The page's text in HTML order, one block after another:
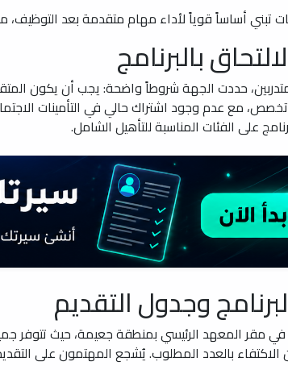
تبني أساساً قوياً لأداء مهام متقدمة بعد التوظيف،
بالبرنامج
مع عدم وجود اشتراك حالي في التأمينات
على الفئات المناسبة للتأهيل الشامل.
وجدول التقديم
الاكتفاء بالعدد المطلوب. يُشجع المهتمون على